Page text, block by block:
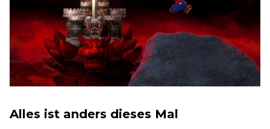
Alles ist anders dieses Mal